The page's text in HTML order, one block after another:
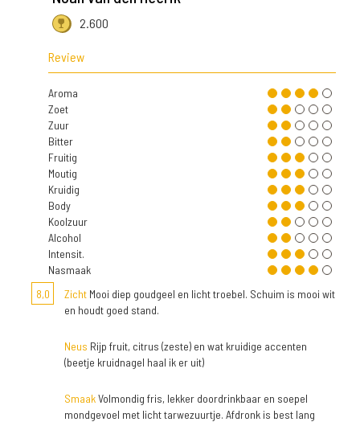
2.600
Review
Aroma
Zoet
Zuur
Bitter
Fruitig
Moutig
Kruidig
Body
Koolzuur
Alcohol
Intensit.
Nasmaak
8,0
Zicht Mooi diep goudgeel en licht troebel. Schuim is mooi wit
en houdt goed stand.
Neus Rijp fruit, citrus (zeste) en wat kruidige accenten
(beetje kruidnagel haal ik er uit)
SmaakVolmondig fris, lekker doordrinkbaar en soepel
mondgevoel met licht tarwezuurtje. Afdronk is best lang